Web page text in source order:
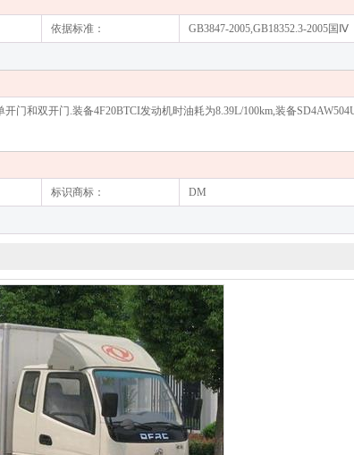
依据标准： GB3847-2005,GB18352.3-2005国Ⅳ
和双开门.装备4F20BTCI发动机时油耗为8.39L/100km,装备
标识商标： DM